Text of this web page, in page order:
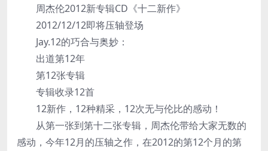
周杰伦2012新专辑CD《十二新作》
2012/12/12即将压轴登场
Jay.12的巧合与奥妙：
出道第12年
第12张专辑
专辑收录12首
12新作，12种精采，12次无与伦比的感动！
从第一张到第十二张专辑，周杰伦带给大家无数的
感动，今年12月的压轴之作，在2012的第12个月的第